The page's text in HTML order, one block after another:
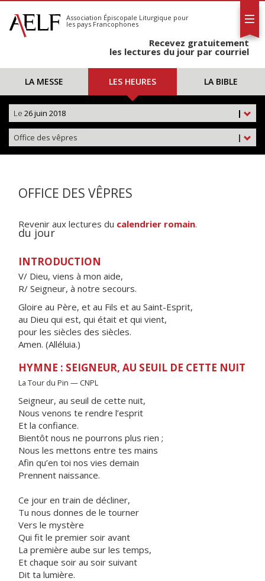
S'abonner
Calendrier
Association Épiscopale Liturgique pour
les pays Francophones
Recevez gratuitement
les lectures du jour par courriel
LA MESSE LES HEURES LA BIBLE
|
Le 26 juin 2018
|
Office des vêpres
OFFICE DES VÊPRES
Revenir aux lectures du calendrier romain.
du jour
INTRODUCTION
V/ Dieu, viens à mon aide,
R/ Seigneur, à notre secours.
Gloire au Père, et au Fils et au Saint-Esprit,
au Dieu qui est, qui était et qui vient,
pour les siècles des siècles.
Amen. (Alléluia.)
HYMNE : SEIGNEUR, AU SEUIL DE CETTE NUIT
La Tour du Pin — CNPL
Seigneur, au seuil de cette nuit,
Nous venons te rendre l’esprit
Et la confiance.
Bientôt nous ne pourrons plus rien ;
Nous les mettons entre tes mains
Afin qu’en toi nos vies demain
Prennent naissance.
Ce jour en train de décliner,
Tu nous donnes de le tourner
Vers le mystère
Qui fit le premier soir avant
La première aube sur les temps,
Et chaque soir au soir suivant
Dit ta lumière.